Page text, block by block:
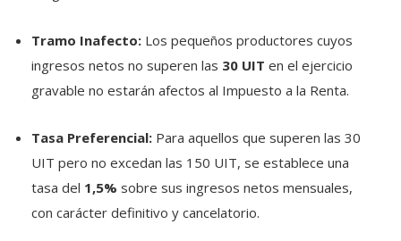
ingresos netos no superen las30 UITen el ejercicio
gravable no estarán afectos al Impuesto a la Renta.
UIT pero no excedan las 150 UIT, se establece una
tasa del1,5%sobre sus ingresos netos mensuales,
con carácter definitivo y cancelatorio.